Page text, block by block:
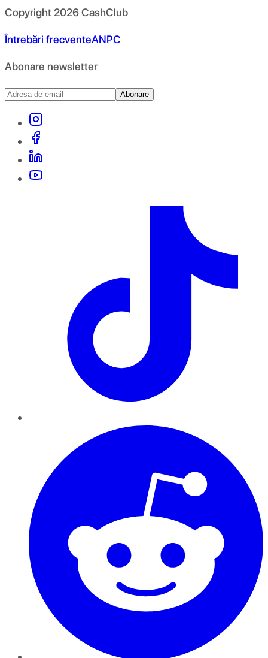
Copyright 2026CashClub
Întrebări frecventeANPC
Abonare newsletter
Abonare